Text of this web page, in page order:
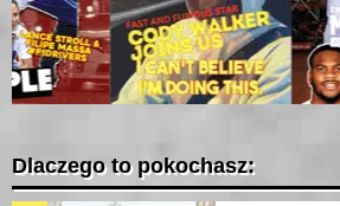
Dlaczego to pokochasz: